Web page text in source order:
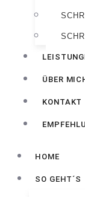
ÜBER
KONTAKT
HOME
SO GEHT´S